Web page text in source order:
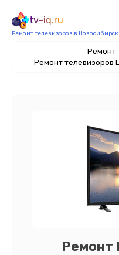
tv-iq.ru
Ремонт телевизоров в
Ремонт
Ремонт телевизоров
Ремонт